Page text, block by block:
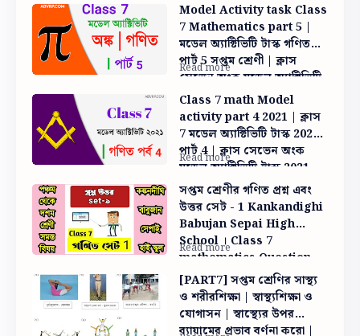
Model Activity task Class
7 Mathematics part 5 |
মডেল অ্যাক্টিভিটি টাস্ক গণিত
পার্ট 5 সপ্তম শ্রেণী | ক্লাস
সেভেন অংক মডেল অ্যাক্টিভিটি
পার্ট 5
Class 7 math Model
activity part 4 2021 | ক্লাস
7 মডেল অ্যাক্টিভিটি টাস্ক 2021
পার্ট 4 | ক্লাস সেভেন অংক
মডেল অ্যাক্টিভিটি টাস্ক 2021
পার্ট 4
সপ্তম শ্রেণীর গণিত প্রশ্ন এবং
উত্তর সেট - 1 Kankandighi
Babujan Sepai High
School । Class 7
mathematics Question
And Answer set -1 । x কে
দুটি বর্গের অন্তর রুপে প্রকাশা ।
abvrp.com
[PART7] সপ্তম শ্রেণির সাস্থ্য
ও শরীরশিক্ষা | স্বাস্থ্যশিক্ষা ও
যোগাসন | স্বাস্থ্যের উপর
ব্যায়ামের প্রভাব বর্ণনা করো |